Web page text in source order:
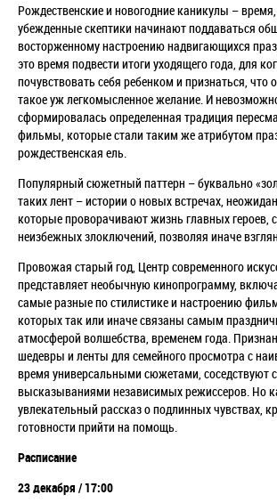
Рождественские и новогодние каникулы –
убежденные скептики начинают поддаваться
восторженному настроению надвигающихся
это время подвести итоги уходящего года, для
почувствовать себя ребенком и признаться, что
такое уж легкомысленное желание. И
сформировалась определенная традиция
фильмы, которые стали таким же атрибутом
рождественская ель.
Популярный сюжетный паттерн – буквально
таких лент – истории о новых встречах,
которые проворачивают жизнь главных героев,
неизбежных злоключений, позволяя иначе
Провожая старый год, Центр современного
представляет необычную кинопрограмму,
самые разные по стилистике и настроению
которых так или иначе связаны самым
атмосферой волшебства, временем года.
шедевры и ленты для семейного просмотра с
время универсальными сюжетами, соседствуют
высказываниями независимых режиссеров. Но
увлекательный рассказ о подлинных чувствах,
готовности прийти на помощь.
Расписание
23 декабря / 17:00